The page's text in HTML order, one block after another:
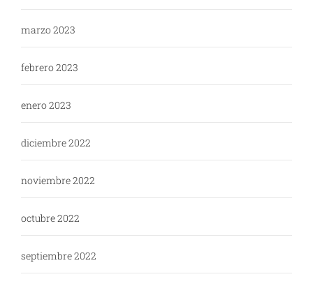
marzo 2023
febrero 2023
enero 2023
diciembre 2022
noviembre 2022
octubre 2022
septiembre 2022